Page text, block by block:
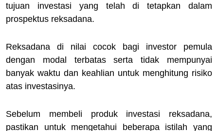
tujuan investasi yang telah di tetapkan dalam
prospektus reksadana.
Reksadana di nilai cocok bagi investor pemula
dengan modal terbatas serta tidak mempunyai
banyak waktu dan keahlian untuk menghitung risiko
atas investasinya.
Sebelum membeli produk investasi reksadana,
pastikan untuk mengetahui beberapa istilah yang